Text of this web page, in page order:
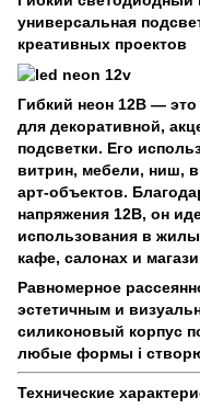
универсальная
креативных проектов
Гибкий неон 12В —
для декоративной,
подсветки. Его
витрин, мебели, ниш,
арт-объектов.
напряжения 12В, он
использования в
кафе, салонах и
Равномерное
эстетичным и
силиконовый корпус
любые формы і
Технические